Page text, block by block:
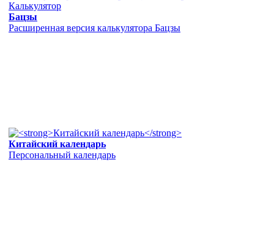
Калькулятор
Бацзы
Расширенная версия калькулятора Бацзы
Китайский календарь
Персональный календарь